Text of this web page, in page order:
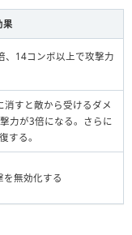
果
、14コンボ以上で攻撃力
消すと敵から受けるダメ
力が3倍になる。さらに
する。
を無効化する